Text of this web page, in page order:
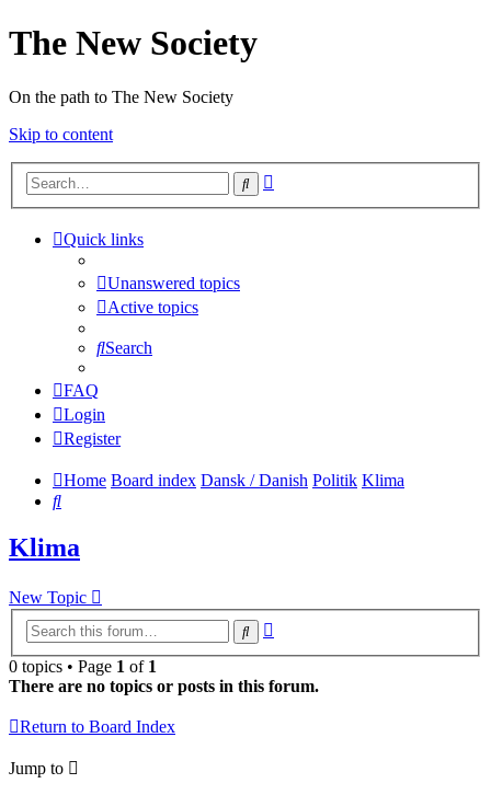
The New Society
On the path to The New Society
Skip to content
Search
Quick links
Unanswered topics
Active topics
Search
FAQ
Login
Register
Home Board index Dansk / Danish Politik Klima
Search
Klima
New Topic
Search
0 topics • Page 1 of 1
There are no topics or posts in this forum.
Return to Board Index
Jump to